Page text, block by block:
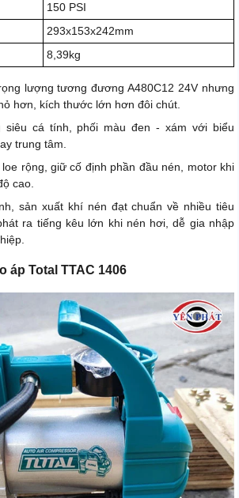
150 PSI
293x153x242mm
8,39kg
lượng tương đương A480C12 24V nhưng
hơn, kích thước lớn hơn đôi chút.
siêu cá tính, phối màu đen - xám với biểu
trung tâm.
rộng, giữ cố định phần đầu nén, motor khi
cao.
sản xuất khí nén đạt chuẩn về nhiều tiêu
ra tiếng kêu lớn khi nén hơi, dễ gia nhập
áp Total TTAC 1406